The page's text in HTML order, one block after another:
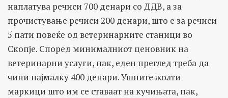
наплатува речиси 700 денари со ДДВ, а за
прочистување речиси 200 денари, што е за речиси
5 пати повеќе од ветеринарните станици во
Скопје. Според минималниот ценовник на
ветеринарни услуги, пак, еден преглед треба да
чини најмалку 400 денари. Ушните жолти
маркици што им се ставаат на кучињата, пак,